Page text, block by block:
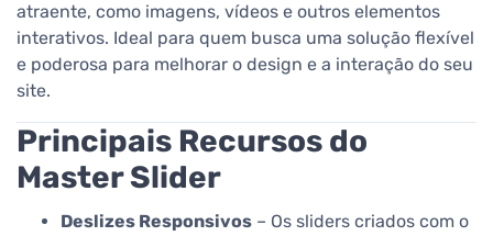
atraente, como imagens, vídeos e outros elementos
interativos. Ideal para quem busca uma solução flexível
e poderosa para melhorar o design e a interação do seu
site.
Principais Recursos do
Master Slider
Deslizes Responsivos – Os sliders criados com o